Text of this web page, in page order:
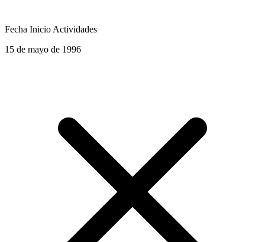
Fecha Inicio Actividades
15 de mayo de 1996